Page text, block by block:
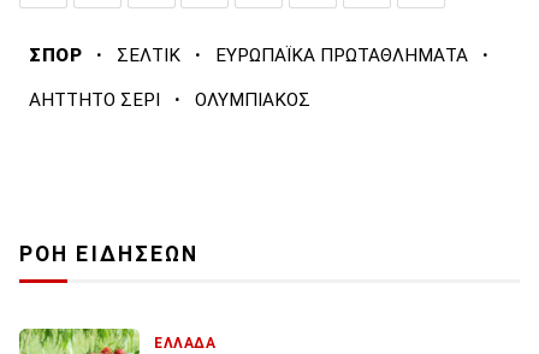
ΣΠΟΡ · ΣΕΛΤΙΚ · ΕΥΡΩΠΑΪΚΑ ΠΡΩΤΑΘΛΗΜΑΤΑ ·
ΑΗΤΤΗΤΟ ΣΕΡΙ · ΟΛΥΜΠΙΑΚΟΣ
ΡΟΗ ΕΙΔΗΣΕΩΝ
ΕΛΛΑΔΑ